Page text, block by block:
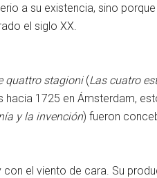
a su existencia, sino
el siglo XX.
quattro stagioni(Las cuatro
1725 en Ámsterdam,
y la invención) fueron
el viento de cara. Su